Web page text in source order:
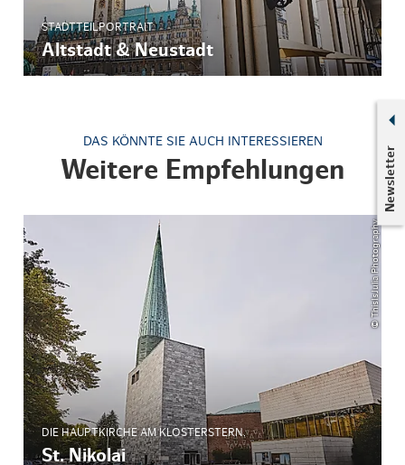
Newsletter
STADTTEILPORTRAIT
Altstadt & Neustadt
DAS KÖNNTE SIE AUCH INTERESSIEREN
Weitere Empfehlungen
© ThisIsJulia Photography
DIE HAUPTKIRCHE AM KLOSTERSTERN.
St. Nikolai